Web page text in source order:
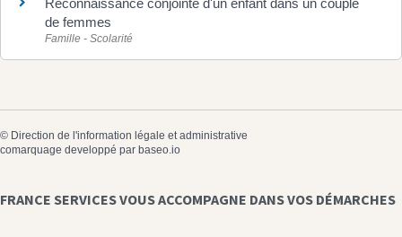
Reconnaissance conjointe d'un enfant dans un couple
de femmes
Famille - Scolarité
© Direction de l'information légale et administrative
comarquage developpé par baseo.io
FRANCE SERVICES VOUS ACCOMPAGNE DANS VOS DÉMARCHES